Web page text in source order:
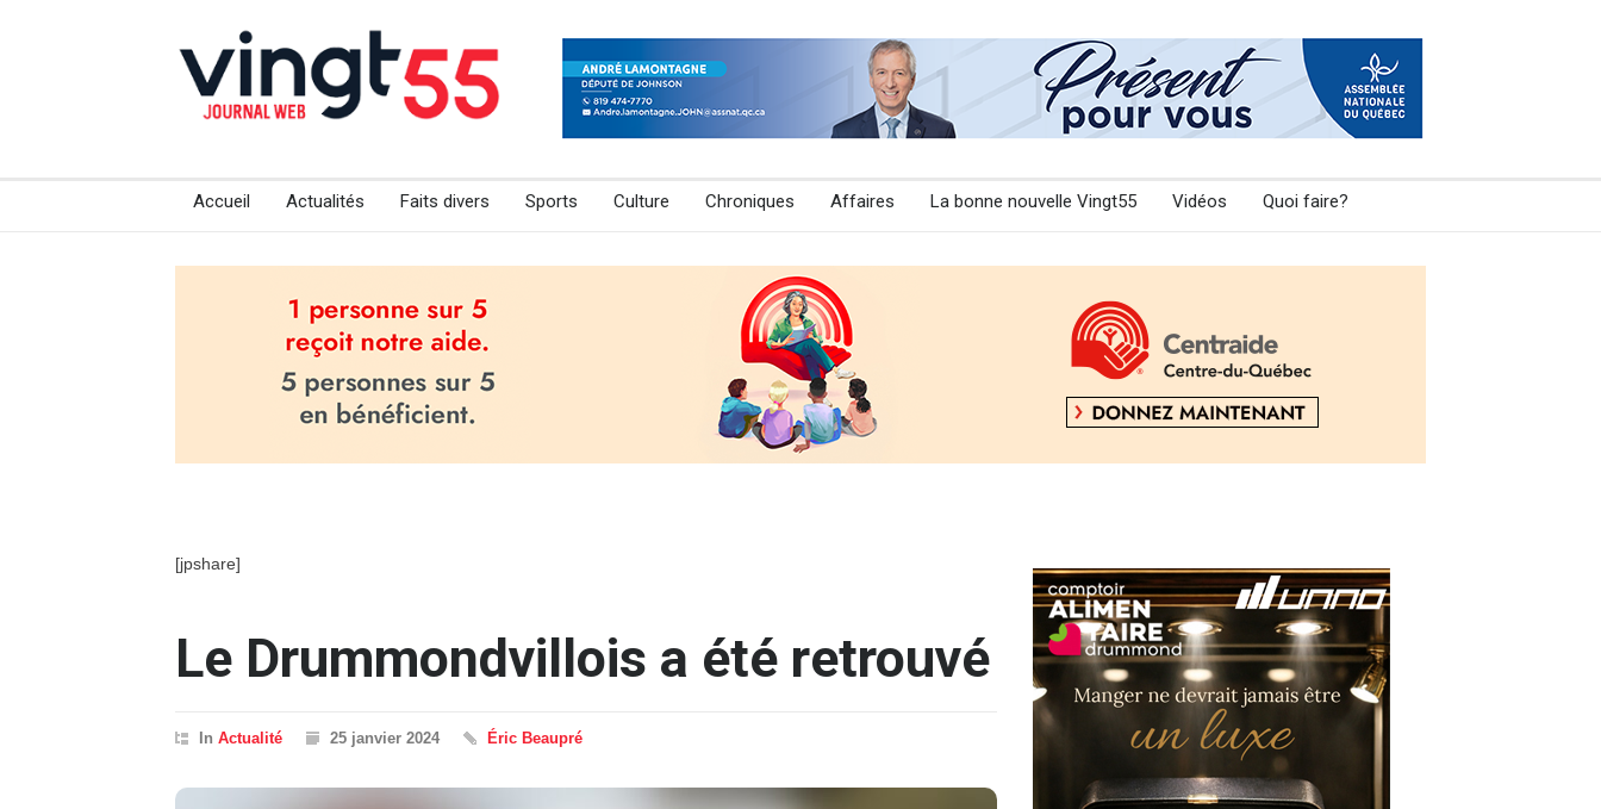
Accueil Actualités Faits divers Sports Culture Chroniques Affaires La bonne nouvelle Vingt55 Vidéos Quoi faire?
[jpshare]
Le Drummondvillois a été retrouvé
In Actualité 25 janvier 2024 Éric Beaupré